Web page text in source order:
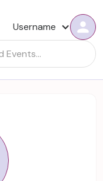
Username